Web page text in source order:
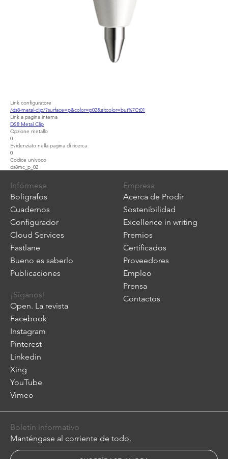
Link configuratore
/ds8-metal-clip/?surface=p&color=p02&altcolor=but%7Ct01
Link a pagina interna
DS8 Metal Clip
Opzione metallo
0
Evidenziato nella pagina di ricerca
0
Codice univoco
ds8mc_p_02
Infórmese
Bolígrafos
Cuadernos
Configurador
Cloud Services
Fastlane
Bueno es saberlo
Publicaciones
Empresa
Acerca de Prodir
Sostenibilidad
Excellence in writing
Premios
Certificados
Proveedores
Empleo
Prensa
Contactos
¡Síganos!
Open. La revista
Facebook
Instagram
Pinterest
Linkedin
Xing
YouTube
Vimeo
Boletín informativo
Manténgase al corriente de todo.